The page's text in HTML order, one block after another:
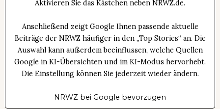
Aktivieren Sie das Kästchen neben NRWZ.de.
Anschließend zeigt Google Ihnen passende aktuelle
Beiträge der NRWZ häufiger in den „Top Stories“ an. Die
Auswahl kann außerdem beeinflussen, welche Quellen
Google in KI-Übersichten und im KI-Modus hervorhebt.
Die Einstellung können Sie jederzeit wieder ändern.
NRWZ bei Google bevorzugen